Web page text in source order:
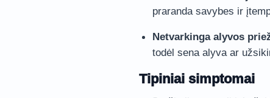
praranda savybes ir
Netvarkinga alyvos
todėl sena alyva ar
Tipiniai simptomai